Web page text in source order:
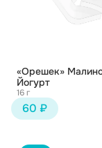
«Орешек»
Йогурт
16 г
60 ₽